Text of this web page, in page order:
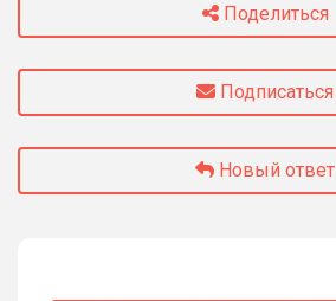
Поделиться
Подписаться
Новый ответ